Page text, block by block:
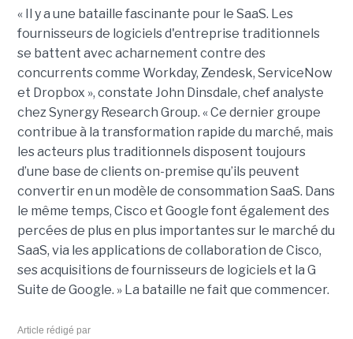
« Il y a une bataille fascinante pour le SaaS. Les
fournisseurs de logiciels d'entreprise traditionnels
se battent avec acharnement contre des
concurrents comme Workday, Zendesk, ServiceNow
et Dropbox », constate John Dinsdale, chef analyste
chez Synergy Research Group. « Ce dernier groupe
contribue à la transformation rapide du marché, mais
les acteurs plus traditionnels disposent toujours
d’une base de clients on-premise qu’ils peuvent
convertir en un modèle de consommation SaaS. Dans
le même temps, Cisco et Google font également des
percées de plus en plus importantes sur le marché du
SaaS, via les applications de collaboration de Cisco,
ses acquisitions de fournisseurs de logiciels et la G
Suite de Google. » La bataille ne fait que commencer.
Article rédigé par